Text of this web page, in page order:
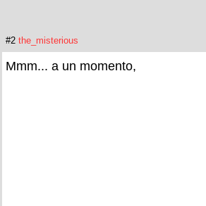
#2 the_misterious
Mmm... a un momento,